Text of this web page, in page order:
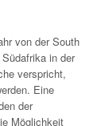
von der South
in der
verspricht,
Eine
der
Möglichkeit